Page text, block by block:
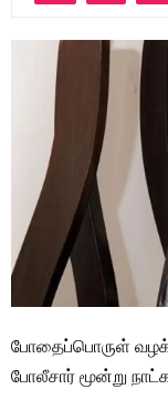
போதைப்பொருள்
போலீசார் மூன்று